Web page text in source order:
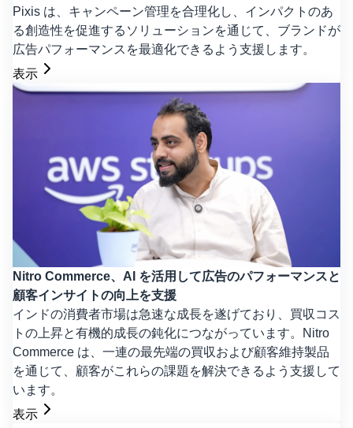
Pixis は、キャンペーン管理を合理化し、インパクトのあ
る創造性を促進するソリューションを通じて、ブランドが
広告パフォーマンスを最適化できるよう支援します。
表示
Nitro Commerce、AI を活用して広告のパフォーマンスと
顧客インサイトの向上を支援
インドの消費者市場は急速な成長を遂げており、買収コス
トの上昇と有機的成長の鈍化につながっています。Nitro
Commerce は、一連の最先端の買収および顧客維持製品
を通じて、顧客がこれらの課題を解決できるよう支援して
います。
表示